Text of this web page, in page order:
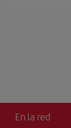
En la red